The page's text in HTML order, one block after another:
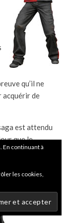
qu’il ne
acquérir de
est attendu
que le
chez
En continuant à
les cookies,